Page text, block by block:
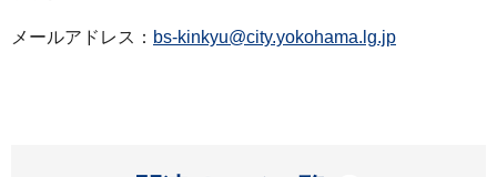
メールアドレス： bs-kinkyu@city.yokohama.lg.jp